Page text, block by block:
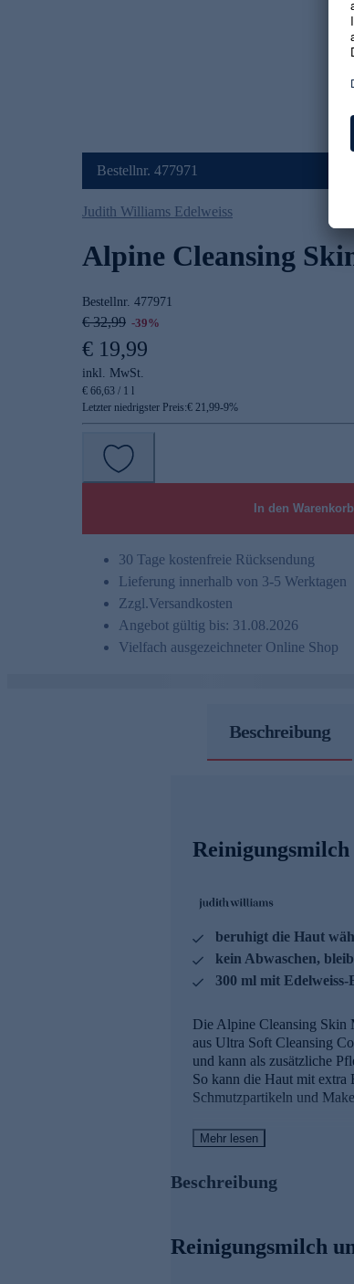
Bestellnr. 477971
Judith Williams Edelweiss
Alpine Cleansing
Bestellnr. 477971
€ 32,99 -39%
€ 19,99
inkl. MwSt.
€ 66,63 / 1 l
Letzter niedrigster Preis:€ 21,99-9%
In den Warenkorb
30 Tage kostenfreie Rücksendung
Lieferung innerhalb von 3-5 Werktagen
Zzgl.Versandkosten
Angebot gültig bis: 31.08.2026
Vielfach ausgezeichneter Online Shop
Beschreibung
beruhigt die Haut
kein Abwaschen,
300 ml mit
Die Alpine Cleansing Skin
aus Ultra Soft Cleansing
und kann als zusätzliche
So kann die Haut mit extra
Schmutzpartikeln und
Mit zellschützendem
irritierte Haut während der
Die hochalpine Edelweiss-
Wirkstoffe entwickelt.
Mehr lesen
Beschreibung
Reinigungsmilch